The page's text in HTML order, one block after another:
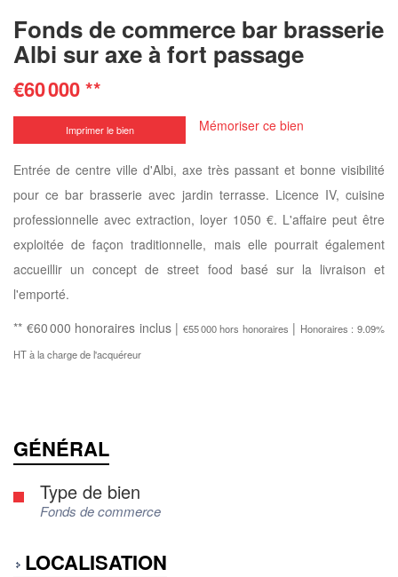
Fonds de commerce bar brasserie
Albi sur axe à fort passage
€60 000**
Imprimer le bien Mémoriser ce bien
Entrée de centre ville d'Albi, axe très passant et bonne visibilité
pour ce bar brasserie avec jardin terrasse. Licence IV, cuisine
professionnelle avec extraction, loyer 1050 €. L'affaire peut être
exploitée de façon traditionnelle, mais elle pourrait également
accueillir un concept de street food basé sur la livraison et
l'emporté.
** €60 000 honoraires inclus | €55 000 hors honoraires | Honoraires : 9.09%
HT à la charge de l'acquéreur
GÉNÉRAL
Type de bien
Fonds de commerce
LOCALISATION